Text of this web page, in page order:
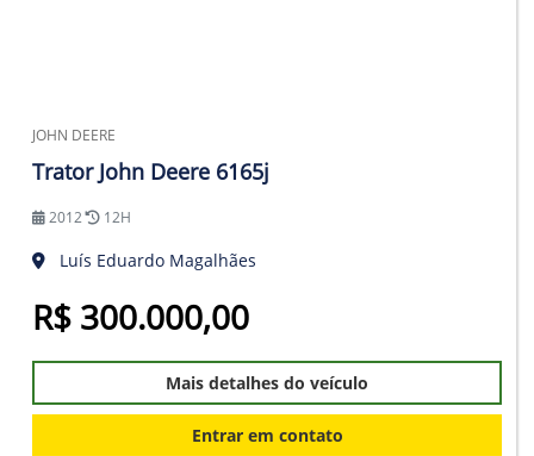
JOHN DEERE
Trator John Deere 6165j
2012 12H
Luís Eduardo Magalhães
R$ 300.000,00
Mais detalhes do veículo
Entrar em contato